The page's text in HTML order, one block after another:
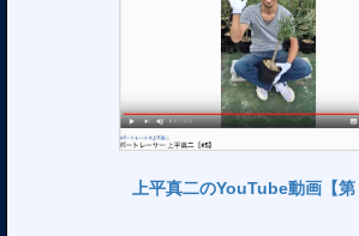
上平真二のYouTube動画【第